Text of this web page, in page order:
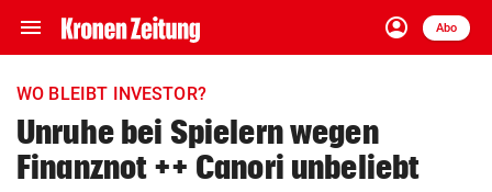
menu Navigation
ein-/ausklappen
account_circle
Anmelden
Abo
close Schließen
account_circle Anmelden
arrow_right
WO BLEIBT INVESTOR?
Unruhe bei Spielern wegen
Finanznot ++ Canori unbeliebt